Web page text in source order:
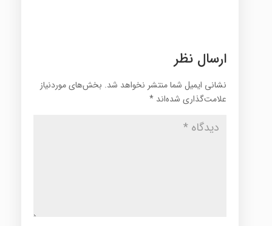
ارسال نظر
نشانی ایمیل شما منتشر نخواهد شد. بخش‌های موردنیاز
علامت‌گذاری شده‌اند *